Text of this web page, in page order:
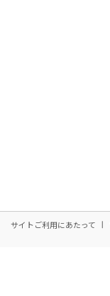
サイトご利用にあたって